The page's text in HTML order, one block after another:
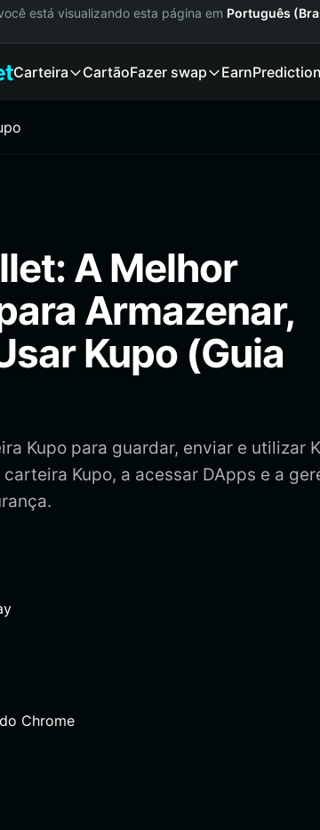
está visualizando esta página em Português
Carteira CartãoFazer swap Earn
A Melhor
Armazenar,
Kupo (Guia
Kupo para guardar, enviar e utilizar
Kupo, a acessar DApps e a
Chrome